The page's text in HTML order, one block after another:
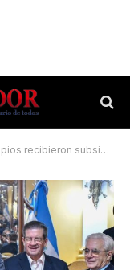
recibieron subsidios